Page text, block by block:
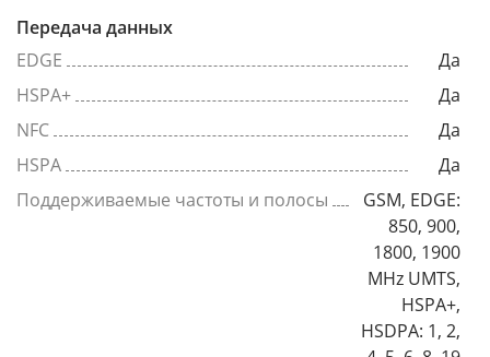
Передача данных
EDGE
Да
HSPA+
Да
NFC
Да
HSPA
Да
Поддерживаемые частоты и полосы
GSM, EDGE:
850, 900,
1800, 1900
MHz UMTS,
HSPA+,
HSDPA: 1, 2,